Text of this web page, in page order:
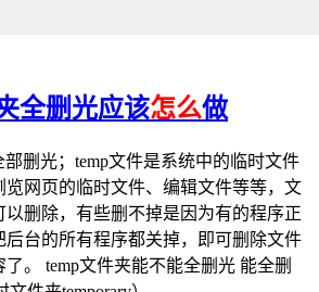
全删光应该怎么做
部删光；temp文件是系统中的临时文件
览网页的临时文件、编辑文件等等，文
以删除，有些删不掉是因为有的程序正
后台的所有程序都关掉，即可删除文件
。 temp文件夹能不能全删光 能全删